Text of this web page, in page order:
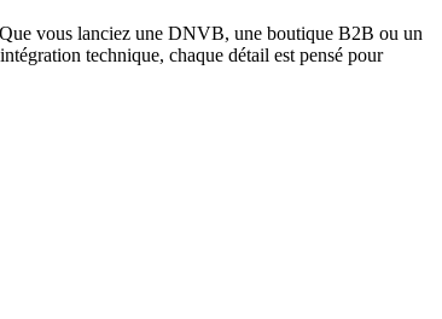
vous lanciez une DNVB, une boutique B2B ou un
technique, chaque détail est pensé pour